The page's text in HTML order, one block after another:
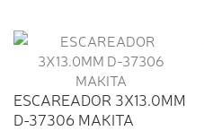
ESCAREADOR 3X13.0MM
D-37306 MAKITA